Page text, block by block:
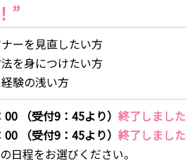
”
ーを見直したい方
を身につけたい方
験の浅い方
（受付9：45より） 終了しました
（受付9：45より） 終了しました
日程をお選びください。